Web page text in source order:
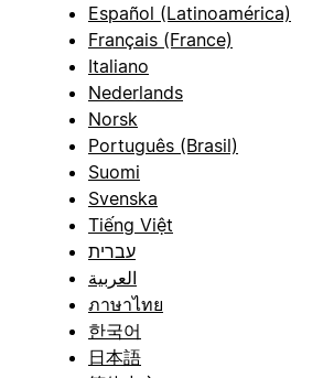
Español (Latinoamérica)
Français (France)
Italiano
Nederlands
Norsk
Português (Brasil)
Suomi
Svenska
Tiếng Việt
עברית
العربية
ภาษาไทย
한국어
日本語